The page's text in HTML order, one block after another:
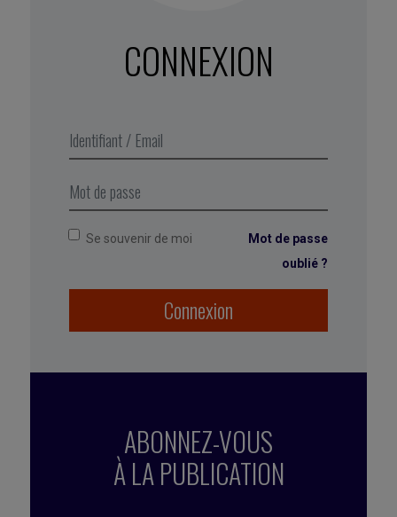
la productivité et l’équilibre travail-vie
personnelle, tandis que d’autres ont trouvé des
dépend de leur mise en œuvre, spécifique selon
dans son contexte pro. Un SWOT s’impose donc !
CONNEXION
Se souvenir de moi
Mot de passe
oublié ?
Connexion
ABONNEZ-VOUS
À LA PUBLICATION